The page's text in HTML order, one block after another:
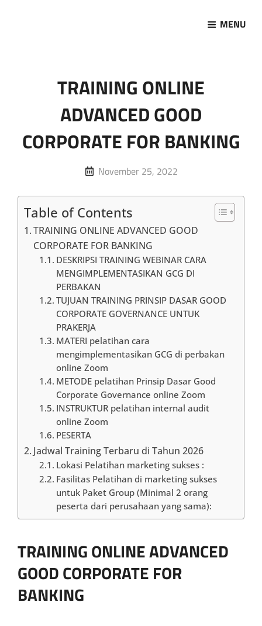
MENU
TRAINING ONLINE
ADVANCED GOOD
CORPORATE FOR BANKING
Posted
November 25, 2022
Table of Contents
TRAINING ONLINE ADVANCED GOOD
CORPORATE FOR BANKING
DESKRIPSI TRAINING WEBINAR CARA
MENGIMPLEMENTASIKAN GCG DI
PERBAKAN
TUJUAN TRAINING PRINSIP DASAR GOOD
CORPORATE GOVERNANCE UNTUK
PRAKERJA
MATERI pelatihan cara
mengimplementasikan GCG di perbakan
online Zoom
METODE pelatihan Prinsip Dasar Good
Corporate Governance online Zoom
INSTRUKTUR pelatihan internal audit
online Zoom
PESERTA
Jadwal Training Terbaru di Tahun 2026
Lokasi Pelatihan marketing sukses :
Fasilitas Pelatihan di marketing sukses
untuk Paket Group (Minimal 2 orang
peserta dari perusahaan yang sama):
TRAINING ONLINE ADVANCED
GOOD CORPORATE FOR
BANKING